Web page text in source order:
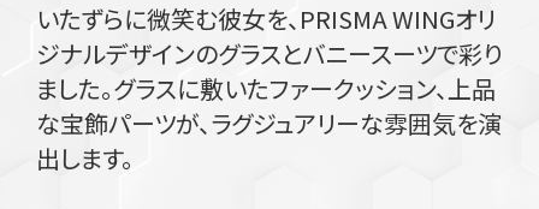
いたずらに微笑む彼女を、PRISMA WINGオリ
ジナルデザインのグラスとバニースーツで彩り
ました。グラスに敷いたファークッション、上品
な宝飾パーツが、ラグジュアリーな雰囲気を演
出します。